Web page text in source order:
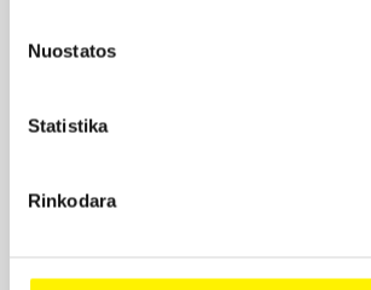
Nuostatos
Statistika
Rinkodara